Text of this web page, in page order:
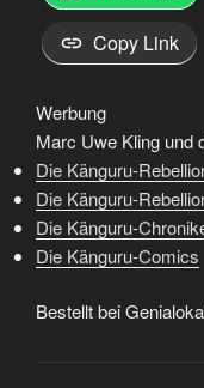
Copy Link
Werbung
Marc Uwe Kling und
Die Känguru-
Die Känguru-
Die Känguru-
Die Känguru-Comics
Bestellt bei